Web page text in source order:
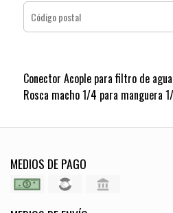
Conector Acople para filtro de
Rosca macho 1/4 para manguera
MEDIOS DE PAGO